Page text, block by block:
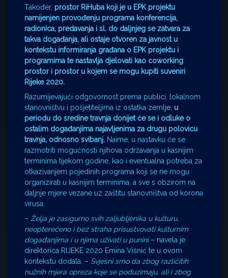
Također, prostor RiHuba koji je u EPK projektu
namijenjen provođenju programa konferencija,
radionica, predavanja i sl. do daljnjeg se zatvara za
takva događanja, ali ostaje otvoren za javnost u
kontekstu informiranja građana o EPK projektu i
programima te nastavlja djelovati kao coworking
prostor i prostor u kojem se mogu kupiti suveniri
Rijeke 2020.
Razumijevajući odgovornost prema publici, lokalnom
stanovništvu i posjetiteljima iz ostatka zemlje, u
periodu do sredine travnja donijet će se i odluke o
ostalim događanjima najavljenima za drugu polovicu
travnja, odnosno svibanj. Naime, u nastavku će se
razmotriti mogućnosti njihova održavanja u kasnijim
terminima tijekom godine, kao i eventualna potreba za
otkazivanjem pojedinih programa koji se ne mogu
organizirati u kasnijim terminima, a sve s obzirom na
daljnje mjere vezane uz zaštitu stanovništva od korona
virusa.
– Želja je zasigurno svih zaljubljenika u kulturu,
neopterećeno i bez straha prisustvovati kulturnim
događanjima i u njima uživati u punini– navela je
direktorica RIJEKE 2020 Emina Višnić te u ovom
kontekstu dodala: – Svjesni smo da zbog različitih
nužnih mjera opreza koje se poduzimaju, ali i zbog